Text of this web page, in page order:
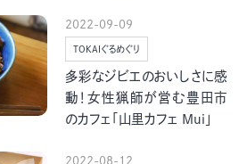
2022-09-09
TOKAIぐるめぐり
多彩なジビエのおいしさに感
動！女性猟師が営む豊田市
のカフェ「山里カフェ Mui」
2022-08-12